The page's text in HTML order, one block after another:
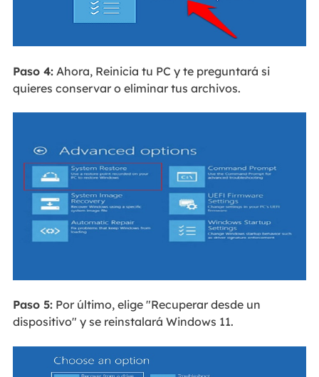
Paso 4:Ahora, Reinicia tu PC y te preguntará si
quieres conservar o eliminar tus archivos.
Paso 5:Por último, elige "Recuperar desde un
dispositivo" y se reinstalará Windows 11.